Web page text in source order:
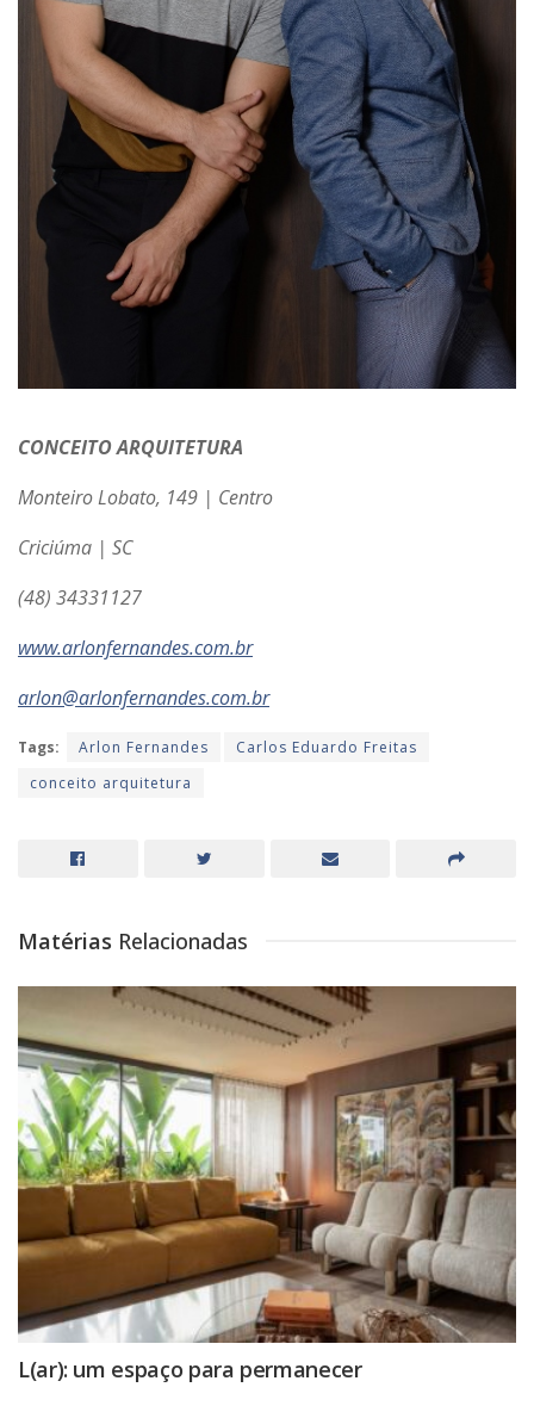
CONCEITO ARQUITETURA
Monteiro Lobato, 149 | Centro
Criciúma | SC
(48) 34331127
www.arlonfernandes.com.br
arlon@arlonfernandes.com.br
Tags: Arlon Fernandes
Carlos Eduardo Freitas
conceito arquitetura
Matérias Relacionadas
L(ar): um espaço para permanecer